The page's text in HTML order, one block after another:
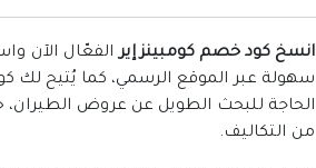
انسخ كود خصم كومبينز إيرالفعّال الآن
سهولة عبر الموقع الرسمي، كما يُتيح لك
الحاجة للبحث الطويل عن عروض الطيران،
من التكاليف.